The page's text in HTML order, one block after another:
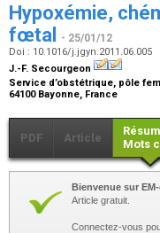
Hypoxémie,
fœtal
- 25/01/12
Doi : 10.1016/j.jgyn.2011.06.005
J.-F. Secourgeon
Service d’obstétrique, pôle
64100 Bayonne, France
PDF Article
Mots
Bienvenue sur
Article gratuit.
Connectez-vous